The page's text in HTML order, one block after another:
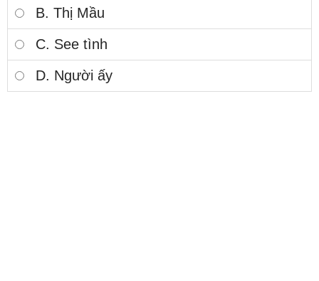
B. Thị Mầu
C. See tình
D. Người ấy